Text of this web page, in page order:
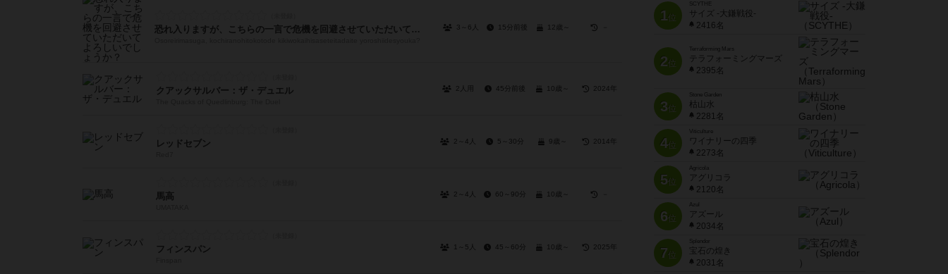
恐れ入りますが、こちらの一言で危機を回避させていただいてよろしいでしょうか？ 3～6人 15分前後 12歳～
クアックサルバー：ザ・デュエル 2人用 45分前後 10歳～ 2024年
レッドセブン 2～4人 5～30分 9歳～ 2014年
馬高 2～4人 60～90分 10歳～
フィンスパン 1～5人 45～60分 10歳～ 2025年
1位
SCYTHE
サイズ -大鎌戦役-
2416名
2位
Terraforming Mars
テラフォーミングマーズ
2395名
3位
Stone Garden
枯山水
2281名
4位
Viticulture
ワイナリーの四季
2273名
5位
Agricola
アグリコラ
2120名
6位
Azul
アズール
2034名
7位
宝石の煌き
2031名